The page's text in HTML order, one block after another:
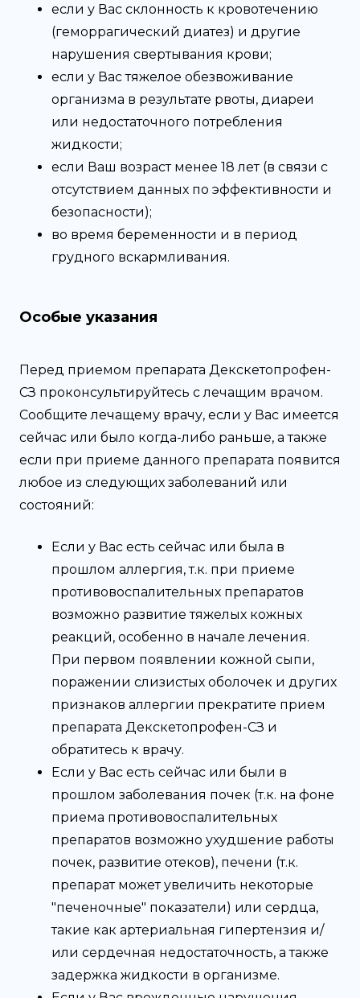
если у Вас склонность к кровотечению
(геморрагический диатез) и другие
нарушения свертывания крови;
если у Вас тяжелое обезвоживание
организма в результате рвоты, диареи
или недостаточного потребления
жидкости;
если Ваш возраст менее 18 лет (в связи с
отсутствием данных по эффективности и
безопасности);
во время беременности и в период
грудного вскармливания.
Особые указания
Перед приемом препарата Декскетопрофен-
СЗ проконсультируйтесь с лечащим врачом.
Сообщите лечащему врачу, если у Вас имеется
сейчас или было когда-либо раньше, а также
если при приеме данного препарата появится
любое из следующих заболеваний или
состояний:
Если у Вас есть сейчас или была в
прошлом аллергия, т.к. при приеме
противовоспалительных препаратов
возможно развитие тяжелых кожных
реакций, особенно в начале лечения.
При первом появлении кожной сыпи,
поражении слизистых оболочек и других
признаков аллергии прекратите прием
препарата Декскетопрофен-СЗ и
обратитесь к врачу.
Если у Вас есть сейчас или были в
прошлом заболевания почек (т.к. на фоне
приема противовоспалительных
препаратов возможно ухудшение работы
почек, развитие отеков), печени (т.к.
препарат может увеличить некоторые
"печеночные" показатели) или сердца,
такие как артериальная гипертензия и/
или сердечная недостаточность, а также
задержка жидкости в организме.